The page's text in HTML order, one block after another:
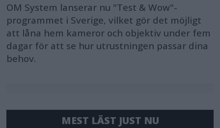
OM System lanserar nu "Test & Wow"-
programmet i Sverige, vilket gör det möjligt
att låna hem kameror och objektiv under fem
dagar för att se hur utrustningen passar dina
behov.
MEST LÄST JUST NU